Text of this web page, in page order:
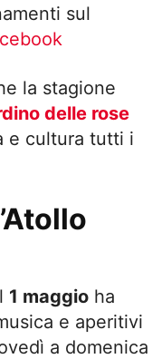
sul
la stagione
delle rose
e cultura tutti i
1 maggio ha
e aperitivi
a domenica